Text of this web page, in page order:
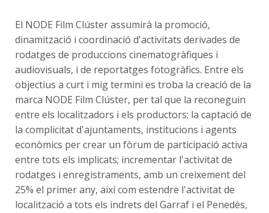
El NODE Film Clúster assumirà la promoció,
dinamització i coordinació d'activitats derivades de
rodatges de produccions cinematogràfiques i
audiovisuals, i de reportatges fotogràfics. Entre els
objectius a curt i mig termini es troba la creació de la
marca NODE Film Clúster, per tal que la reconeguin
entre els localitzadors i els productors; la captació de
la complicitat d'ajuntaments, institucions i agents
econòmics per crear un fòrum de participació activa
entre tots els implicats; incrementar l'activitat de
rodatges i enregistraments, amb un creixement del
25% el primer any, així com estendre l'activitat de
localització a tots els indrets del Garraf i el Penedès,